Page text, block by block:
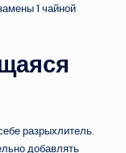
1 чайной
разрыхлитель.
добавлять